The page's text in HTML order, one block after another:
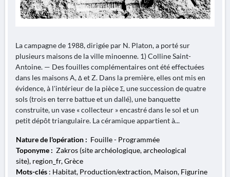
La campagne de 1988, dirigée par N. Platon, a porté sur
plusieurs maisons de la ville minoenne. 1) Colline Saint-
Antoine. — Des fouilles complémentaires ont été effectuées
dans les maisons A, Δ et Z. Dans la première, elles ont mis en
évidence, à l'intérieur de la pièce Σ, une succession de quatre
sols (trois en terre battue et un dallé), une banquette
construite, un vase « collecteur » encastré dans le sol et un
petit dépôt triangulaire. La céramique appartient à...
Nature de l'opération : Fouille - Programmée
Toponyme : Zakros (site archéologique, archeological
site), region_fr, Grèce
Mots-clés : Habitat, Production/extraction, Maison, Figurine